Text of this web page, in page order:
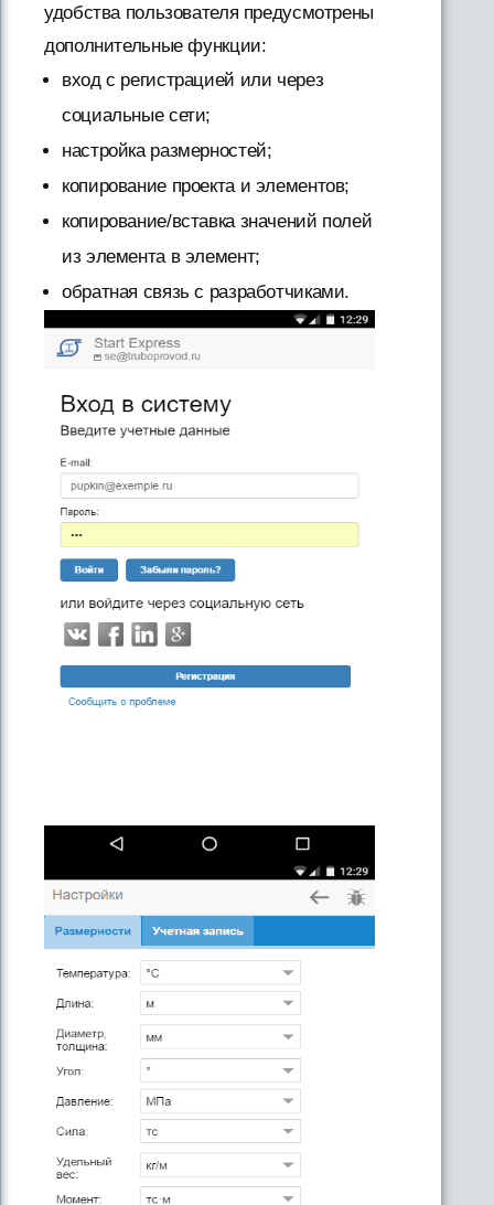
удобства пользователя предусмотрены
дополнительные функции:
вход с регистрацией или через
социальные сети;
настройка размерностей;
копирование проекта и элементов;
копирование/вставка значений полей
из элемента в элемент;
обратная связь с разработчиками.